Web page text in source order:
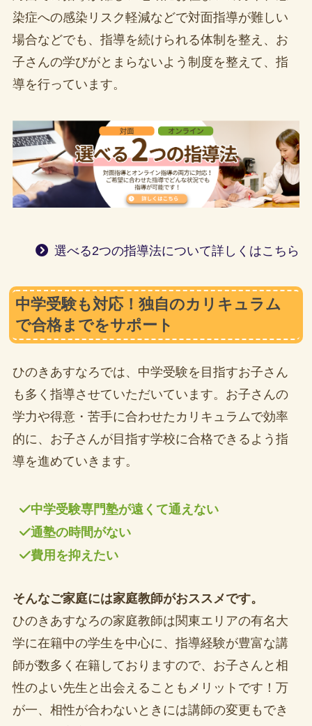
染症への感染リスク軽減などで対面指導が難しい
場合などでも、指導を続けられる体制を整え、お
子さんの学びがとまらないよう制度を整えて、指
導を行っています。
選べる2つの指導法について詳しくはこちら
中学受験も対応！独自のカリキュラム
で合格までをサポート
ひのきあすなろでは、中学受験を目指すお子さん
も多く指導させていただいています。お子さんの
学力や得意・苦手に合わせたカリキュラムで効率
的に、お子さんが目指す学校に合格できるよう指
導を進めていきます。
中学受験専門塾が遠くて通えない
通塾の時間がない
費用を抑えたい
そんなご家庭には家庭教師がおススメです。
ひのきあすなろの家庭教師は関東エリアの有名大
学に在籍中の学生を中心に、指導経験が豊富な講
師が数多く在籍しておりますので、お子さんと相
性のよい先生と出会えることもメリットです！万
が一、相性が合わないときには講師の変更もでき